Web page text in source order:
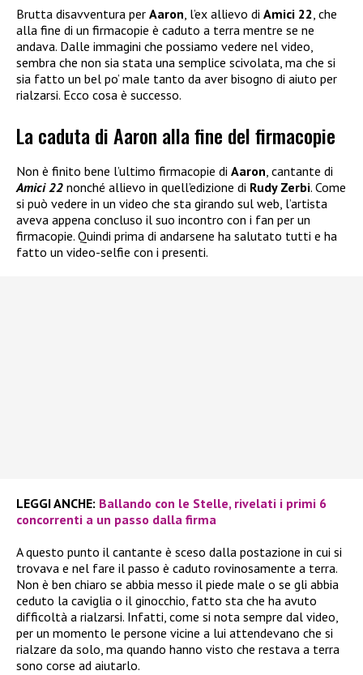
Brutta disavventura per Aaron, l’ex allievo di Amici 22, che
alla fine di un firmacopie è caduto a terra mentre se ne
andava. Dalle immagini che possiamo vedere nel video,
sembra che non sia stata una semplice scivolata, ma che si
sia fatto un bel po’ male tanto da aver bisogno di aiuto per
rialzarsi. Ecco cosa è successo.
La caduta di Aaron alla fine del firmacopie
Non è finito bene l’ultimo firmacopie di Aaron, cantante di
Amici 22 nonché allievo in quell’edizione di Rudy Zerbi. Come
si può vedere in un video che sta girando sul web, l’artista
aveva appena concluso il suo incontro con i fan per un
firmacopie. Quindi prima di andarsene ha salutato tutti e ha
fatto un video-selfie con i presenti.
LEGGI ANCHE: Ballando con le Stelle, rivelati i primi 6
concorrenti a un passo dalla firma
A questo punto il cantante è sceso dalla postazione in cui si
trovava e nel fare il passo è caduto rovinosamente a terra.
Non è ben chiaro se abbia messo il piede male o se gli abbia
ceduto la caviglia o il ginocchio, fatto sta che ha avuto
difficoltà a rialzarsi. Infatti, come si nota sempre dal video,
per un momento le persone vicine a lui attendevano che si
rialzare da solo, ma quando hanno visto che restava a terra
sono corse ad aiutarlo.